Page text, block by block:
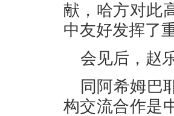
献，哈方对此
中友好发挥了
会见后，赵
同阿希姆巴
构交流合作是